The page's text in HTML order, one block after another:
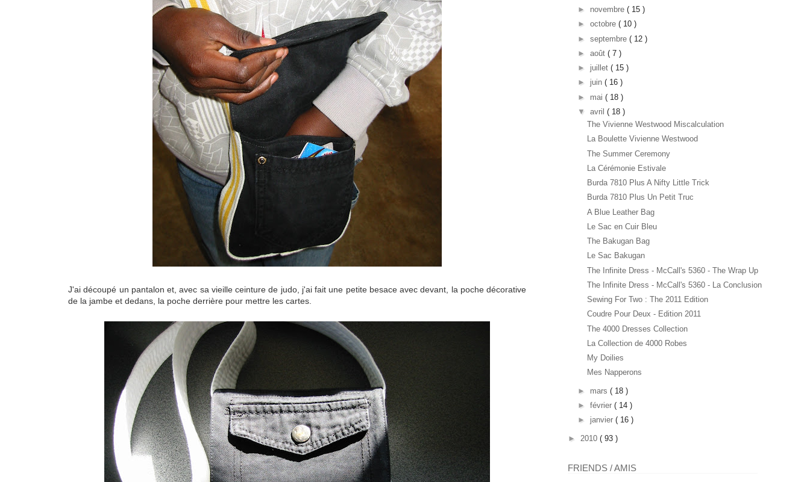
J'ai découpé un pantalon et, avec sa vieille ceinture de judo, j'ai fait une petite besace avec devant, la poche décorative
de la jambe et dedans, la poche derrière pour mettre les cartes.
► novembre ( 15 )
► octobre ( 10 )
► septembre ( 12 )
► août ( 7 )
► juillet ( 15 )
► juin ( 16 )
► mai ( 18 )
▼ avril ( 18 )
The Vivienne Westwood Miscalculation
La Boulette Vivienne Westwood
The Summer Ceremony
La Cérémonie Estivale
Burda 7810 Plus A Nifty Little Trick
Burda 7810 Plus Un Petit Truc
A Blue Leather Bag
Le Sac en Cuir Bleu
The Bakugan Bag
Le Sac Bakugan
The Infinite Dress - McCall's 5360 - The Wrap Up
The Infinite Dress - McCall's 5360 - La Conclusion
Sewing For Two : The 2011 Edition
Coudre Pour Deux - Edition 2011
The 4000 Dresses Collection
La Collection de 4000 Robes
My Doilies
Mes Napperons
► mars ( 18 )
► février ( 14 )
► janvier ( 16 )
► 2010 ( 93 )
FRIENDS / AMIS